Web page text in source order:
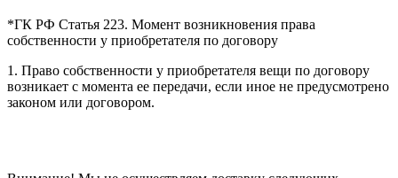
*ГК РФ Статья 223. Момент возникновения права
собственности у приобретателя по договору
1. Право собственности у приобретателя вещи по договору
возникает с момента ее передачи, если иное не предусмотрено
законом или договором.